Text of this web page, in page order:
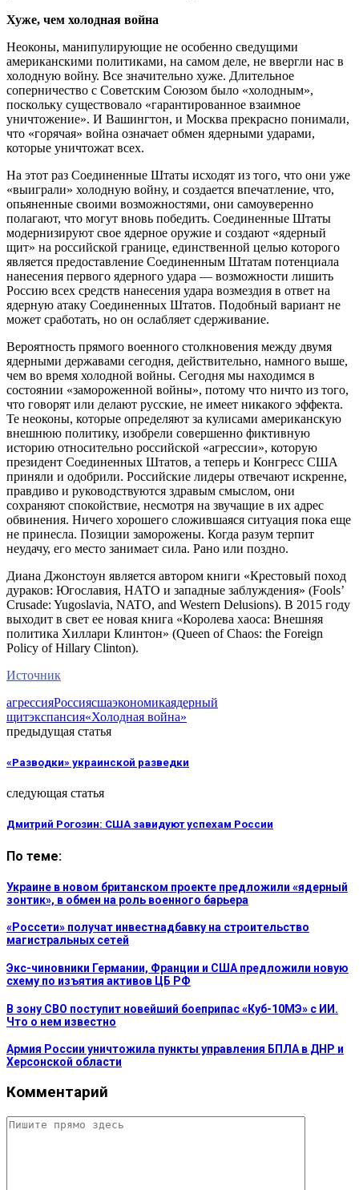
Хуже, чем холодная война
Неоконы, манипулирующие не особенно сведущими
американскими политиками, на самом деле, не ввергли нас в
холодную войну. Все значительно хуже. Длительное
соперничество с Советским Союзом было «холодным»,
поскольку существовало «гарантированное взаимное
уничтожение». И Вашингтон, и Москва прекрасно понимали,
что «горячая» война означает обмен ядерными ударами,
которые уничтожат всех.
На этот раз Соединенные Штаты исходят из того, что они уже
«выиграли» холодную войну, и создается впечатление, что,
опьяненные своими возможностями, они самоуверенно
полагают, что могут вновь победить. Соединенные Штаты
модернизируют свое ядерное оружие и создают «ядерный
щит» на российской границе, единственной целью которого
является предоставление Соединенным Штатам потенциала
нанесения первого ядерного удара — возможности лишить
Россию всех средств нанесения удара возмездия в ответ на
ядерную атаку Соединенных Штатов. Подобный вариант не
может сработать, но он ослабляет сдерживание.
Вероятность прямого военного столкновения между двумя
ядерными державами сегодня, действительно, намного выше,
чем во время холодной войны. Сегодня мы находимся в
состоянии «замороженной войны», потому что ничто из того,
что говорят или делают русские, не имеет никакого эффекта.
Те неоконы, которые определяют за кулисами американскую
внешнюю политику, изобрели совершенно фиктивную
историю относительно российской «агрессии», которую
президент Соединенных Штатов, а теперь и Конгресс США
приняли и одобрили. Российские лидеры отвечают искренне,
правдиво и руководствуются здравым смыслом, они
сохраняют спокойствие, несмотря на звучащие в их адрес
обвинения. Ничего хорошего сложившаяся ситуация пока еще
не принесла. Позиции заморожены. Когда разум терпит
неудачу, его место занимает сила. Рано или поздно.
Диана Джонстоун является автором книги «Крестовый поход
дураков: Югославия, НАТО и западные заблуждения» (Fools’
Crusade: Yugoslavia, NATO, and Western Delusions). В 2015 году
выходит в свет ее новая книга «Королева хаоса: Внешняя
политика Хиллари Клинтон» (Queen of Chaos: the Foreign
Policy of Hillary Clinton).
Источник
агрессияРоссиясшаэкономикаядерный
щитэкспансия«Холодная война»
предыдущая статья
«Разводки» украинской разведки
следующая статья
Дмитрий Рогозин: США завидуют успехам России
По теме:
Украине в новом британском проекте предложили «ядерный
зонтик», в обмен на роль военного барьера
«Россети» получат инвестнадбавку на строительство
магистральных сетей
Экс-чиновники Германии, Франции и США предложили новую
схему по изъятия активов ЦБ РФ
В зону СВО поступит новейший боеприпас «Куб-10МЭ» с ИИ.
Что о нем известно
Армия России уничтожила пункты управления БПЛА в ДНР и
Херсонской области
Комментарий